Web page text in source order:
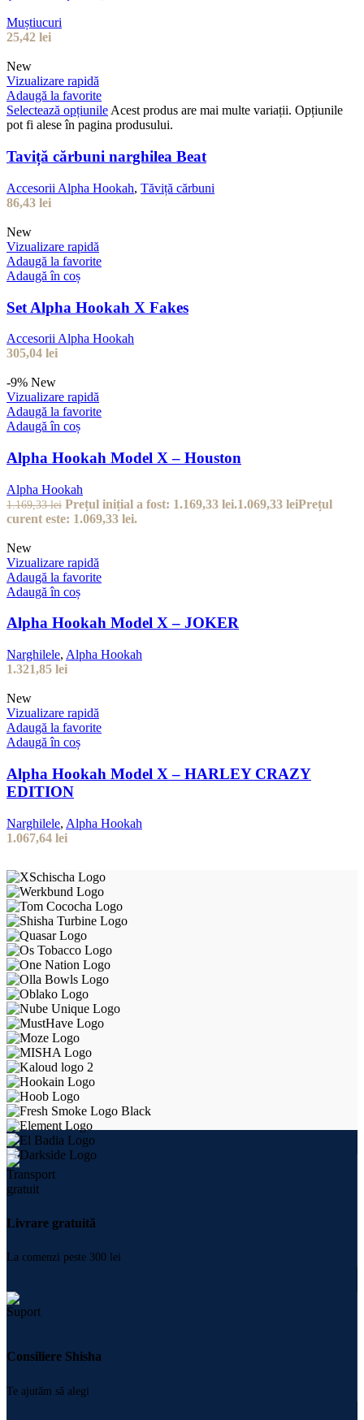
Muștiucuri
25,42 lei
New
Vizualizare rapidă
Adaugă la favorite
Selectează opțiunileAcest produs are mai multe variații. Opțiunile
pot fi alese în pagina produsului.
Taviță cărbuni narghilea Beat
Accesorii Alpha Hookah, Tăviță cărbuni
86,43 lei
New
Vizualizare rapidă
Adaugă la favorite
Adaugă în coș
Set Alpha Hookah X Fakes
Accesorii Alpha Hookah
305,04 lei
-9% New
Vizualizare rapidă
Adaugă la favorite
Adaugă în coș
Alpha Hookah Model X – Houston
Alpha Hookah
1.169,33lei Prețul inițial a fost: 1.169,33 lei.1.069,33 leiPrețul
curent este: 1.069,33 lei.
New
Vizualizare rapidă
Adaugă la favorite
Adaugă în coș
Alpha Hookah Model X – JOKER
Narghilele, Alpha Hookah
1.321,85 lei
New
Vizualizare rapidă
Adaugă la favorite
Adaugă în coș
Alpha Hookah Model X – HARLEY CRAZY
EDITION
Narghilele, Alpha Hookah
1.067,64 lei
Livrare gratuită
La comenzi peste 300 lei
Consiliere Shisha
Te ajutăm să alegi